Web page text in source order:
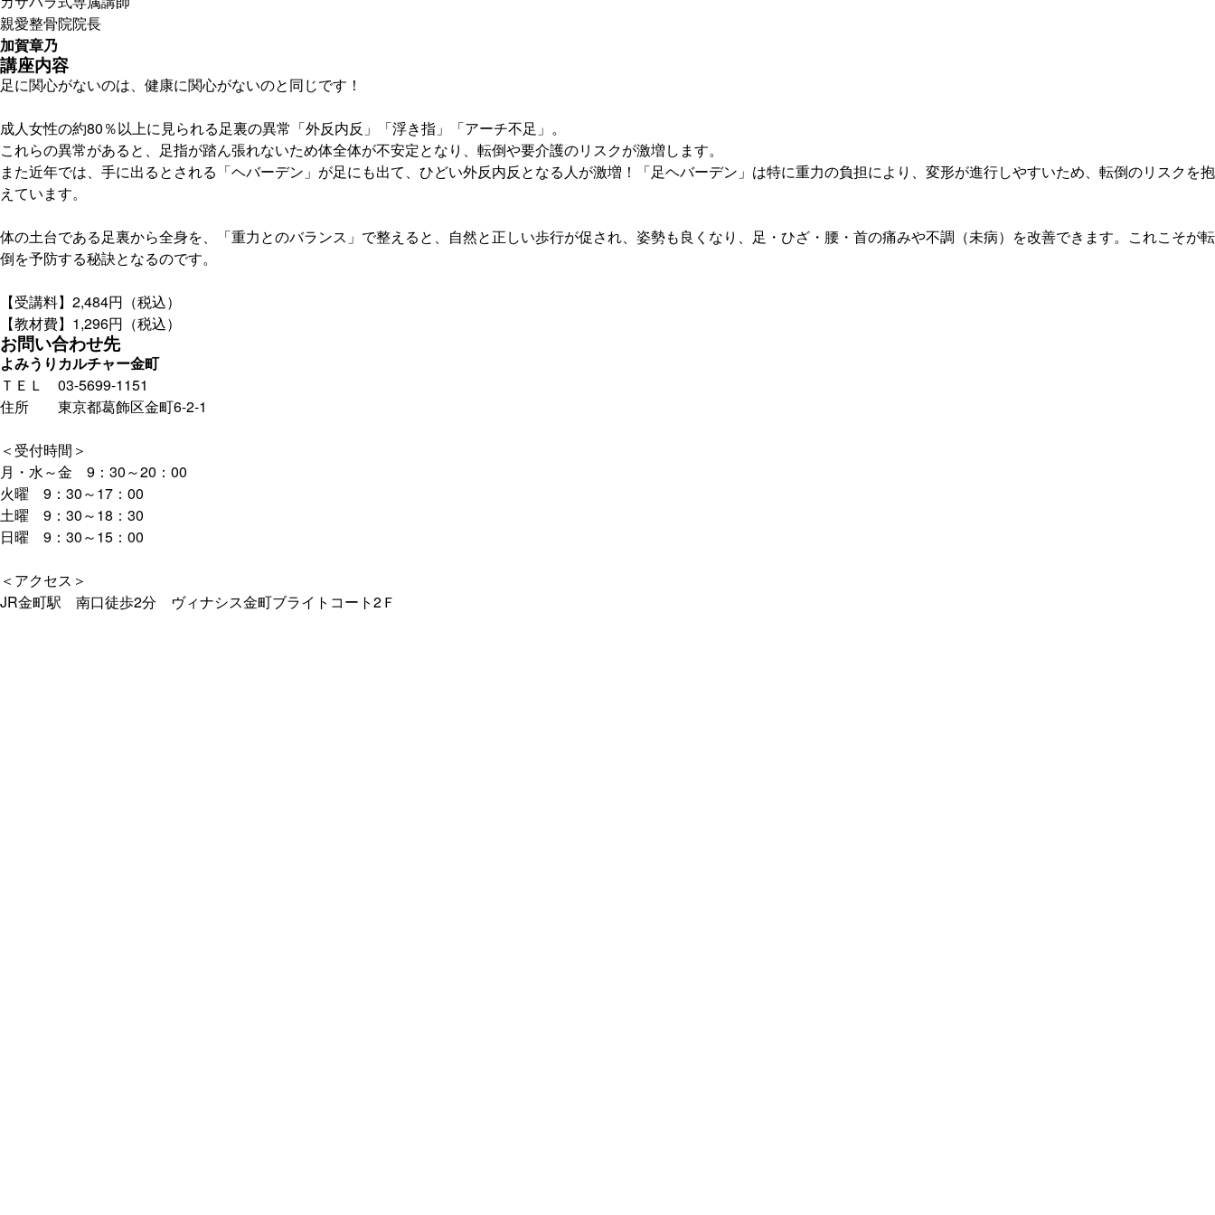
親愛整骨院院長
加賀章乃
講座内容
足に関心がないのは、健康に関心がないのと同じです！
成人女性の約80％以上に見られる足裏の異常「外反内反」「浮き指」「アーチ不足」。
これらの異常があると、足指が踏ん張れないため体全体が不安定となり、転倒や要介護のリスクが激増します。
また近年では、手に出るとされる「ヘバーデン」が足にも出て、ひどい外反内反となる人が激増！「足ヘバーデン」は特に重力の負担により、変形が進行しやすいため、転倒のリスクを抱
えています。
体の土台である足裏から全身を、「重力とのバランス」で整えると、自然と正しい歩行が促され、姿勢も良くなり、足・ひざ・腰・首の痛みや不調（未病）を改善できます。これこそが転
倒を予防する秘訣となるのです。
【受講料】2,484円（税込）
【教材費】1,296円（税込）
お問い合わせ先
よみうりカルチャー金町
ＴＥＬ 03-5699-1151
住所 東京都葛飾区金町6-2-1
＜受付時間＞
月・水～金 9：30～20：00
火曜 9：30～17：00
土曜 9：30～18：30
日曜 9：30～15：00
＜アクセス＞
JR金町駅 南口徒歩2分 ヴィナシス金町ブライトコート2Ｆ